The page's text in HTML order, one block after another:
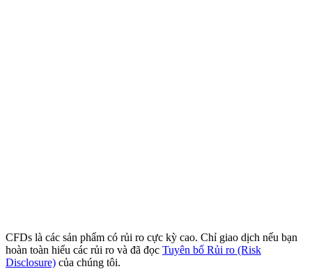
CFDs là các sản phẩm có rủi ro cực kỳ cao. Chỉ giao dịch nếu bạn
hoàn toàn hiểu các rủi ro và đã đọc Tuyên bố Rủi ro (Risk
Disclosure) của chúng tôi.